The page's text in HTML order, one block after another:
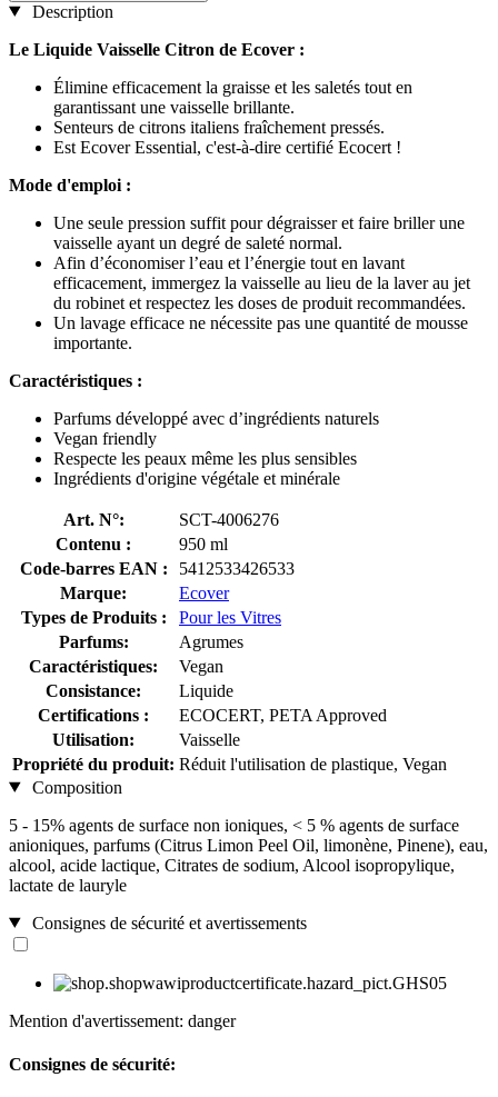
Description
Le Liquide Vaisselle Citron de Ecover :
Élimine efficacement la graisse et les saletés tout en
garantissant une vaisselle brillante.
Senteurs de citrons italiens fraîchement pressés.
Est Ecover Essential, c'est-à-dire certifié Ecocert !
Mode d'emploi :
Une seule pression suffit pour dégraisser et faire briller une
vaisselle ayant un degré de saleté normal.
Afin d’économiser l’eau et l’énergie tout en lavant
efficacement, immergez la vaisselle au lieu de la laver au jet
du robinet et respectez les doses de produit recommandées.
Un lavage efficace ne nécessite pas une quantité de mousse
importante.
Caractéristiques :
Parfums développé avec d’ingrédients naturels
Vegan friendly
Respecte les peaux même les plus sensibles
Ingrédients d'origine végétale et minérale
Art. N°:
SCT-4006276
Contenu :
950 ml
Code-barres EAN :
5412533426533
Marque:
Ecover
Types de Produits :
Pour les Vitres
Parfums:
Agrumes
Caractéristiques:
Vegan
Consistance:
Liquide
Certifications :
ECOCERT, PETA Approved
Utilisation:
Vaisselle
Propriété du produit: Réduit l'utilisation de plastique, Vegan
Composition
5 - 15% agents de surface non ioniques, < 5 % agents de surface
anioniques, parfums (Citrus Limon Peel Oil, limonène, Pinene), eau,
alcool, acide lactique, Citrates de sodium, Alcool isopropylique,
lactate de lauryle
Consignes de sécurité et avertissements
Mention d'avertissement: danger
Consignes de sécurité: